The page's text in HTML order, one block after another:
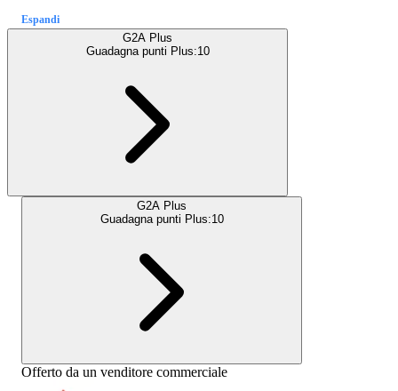
Espandi
G2A Plus
Guadagna punti Plus:10
G2A Plus
Guadagna punti Plus:10
Offerto da un venditore commerciale